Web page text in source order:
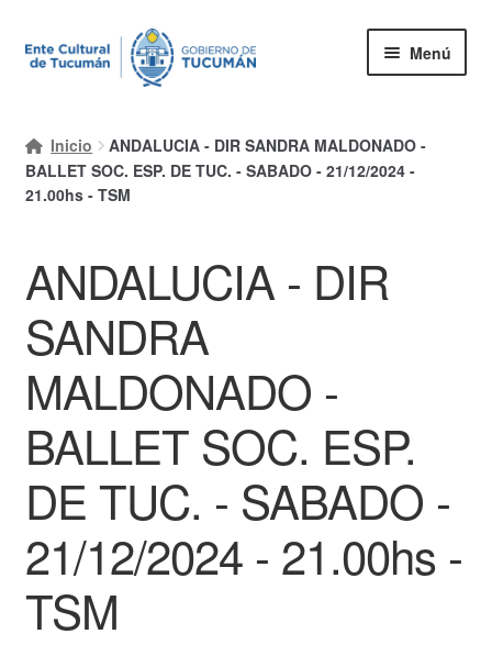
Ir
a
Ir
al
Menú
Mi cuenta
Finalizar compra
Inicio
ANDALUCIA - DIR SANDRA MALDONADO -
BALLET SOC. ESP. DE TUC. - SABADO - 21/12/2024 -
21.00hs - TSM
ANDALUCIA - DIR
SANDRA
MALDONADO -
BALLET SOC. ESP.
DE TUC. - SABADO -
21/12/2024 - 21.00hs -
TSM